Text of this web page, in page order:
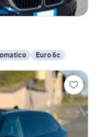
Euro 6c